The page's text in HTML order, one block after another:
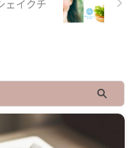
ェイクチ